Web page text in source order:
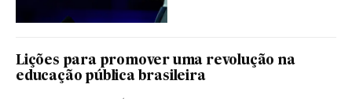
Lições para promover uma revolução na
educação pública brasileira